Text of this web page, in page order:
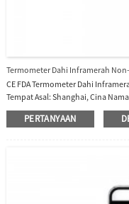
Termometer Dahi Inframerah Non-
CE FDA Termometer Dahi
Tempat Asal: Shanghai, Cina
Dahi Nomor Model: GP-300
kontak, Inframerah Mati
PERTANYAAN